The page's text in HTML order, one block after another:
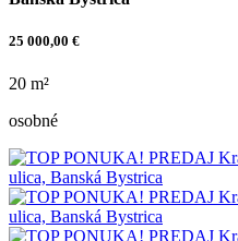
25 000,00 €
20 m²
osobné